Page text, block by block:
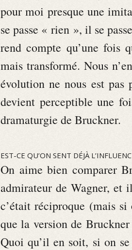
pour moi presque une
se passe « rien », il se
rend compte qu’une fois
mais transformé. Nous
évolution ne nous est
devient perceptible une
dramaturgie de Bruckner.
EST-CE QU’ON SENT DÉJÀ
On aime bien comparer
admirateur de Wagner, et
c’était réciproque (mais
que la version de
Quoi qu’il en soit, si on